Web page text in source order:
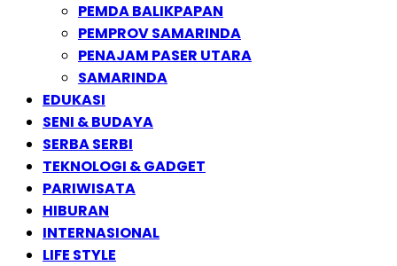
PEMDA BALIKPAPAN
PEMPROV SAMARINDA
PENAJAM PASER UTARA
SAMARINDA
EDUKASI
SENI & BUDAYA
SERBA SERBI
TEKNOLOGI & GADGET
PARIWISATA
HIBURAN
INTERNASIONAL
LIFE STYLE